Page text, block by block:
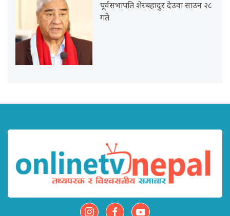
पूर्वसभापति शेरबहादुर देउवा साउन २८
गते